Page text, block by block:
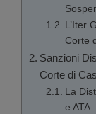
L’Iter
Corte
Sanzioni
Corte di
La
e ATA